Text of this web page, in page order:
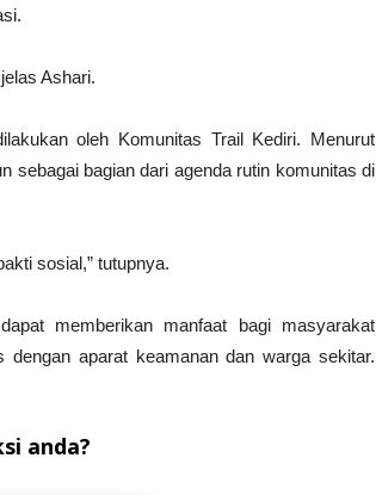
Ashari.
oleh Komunitas Trail Kediri. Menurut
sebagai bagian dari agenda rutin komunitas di
sosial,” tutupnya.
memberikan manfaat bagi masyarakat
dengan aparat keamanan dan warga sekitar.
anda?